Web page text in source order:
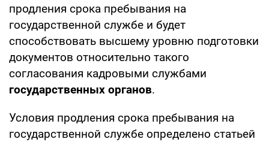
продления срока пребывания на
государственной службе и будет
способствовать высшему уровню подготовки
документов относительно такого
согласования кадровыми службами
государственных органов.
Условия продления срока пребывания на
государственной службе определено статьей